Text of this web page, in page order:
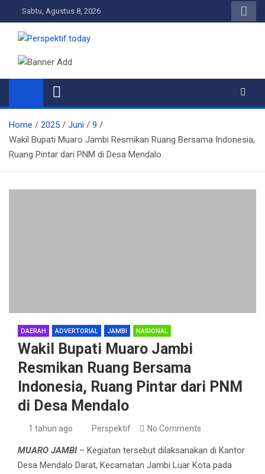
to
content
Sabtu, Agustus 8, 2026
Perspektif.today
Ispiratif Profesional Independen
Home 2025 Juni
9
Wakil Bupati Muaro Jambi Resmikan Ruang Bersama Indonesia,
Ruang Pintar dari PNM di Desa Mendalo
DAERAH ADVERTORIAL JAMBI NASIONAL
Wakil Bupati Muaro Jambi
Resmikan Ruang Bersama
Indonesia, Ruang Pintar dari PNM
di Desa Mendalo
1 tahun ago Perspektif No Comments
MUARO JAMBI– Kegiatan tersebut dilaksanakan di Kantor
Desa Mendalo Darat, Kecamatan Jambi Luar Kota pada